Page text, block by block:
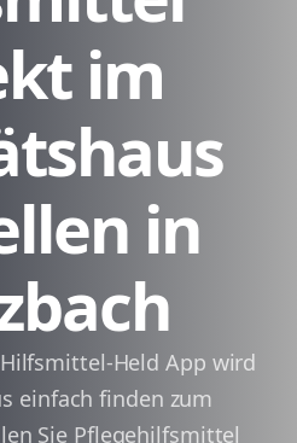
im
in
Held App wird
einfach finden zum
Sie Pflegehilfsmittel